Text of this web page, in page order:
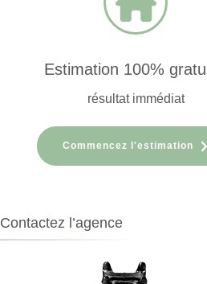
Estimation 100%
résultat immédiat
Commencez l'estimation
Contactez l’agence